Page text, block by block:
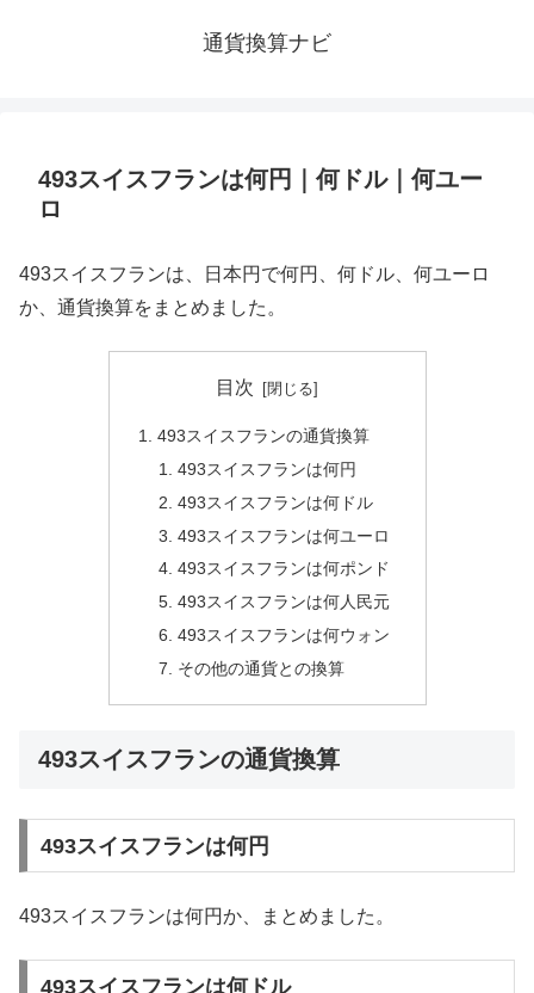
通貨換算ナビ
493スイスフランは何円｜何ドル｜何ユー
ロ
493スイスフランは、日本円で何円、何ドル、何ユーロ
か、通貨換算をまとめました。
目次
493スイスフランの通貨換算
493スイスフランは何円
493スイスフランは何ドル
493スイスフランは何ユーロ
493スイスフランは何ポンド
493スイスフランは何人民元
493スイスフランは何ウォン
その他の通貨との換算
493スイスフランの通貨換算
493スイスフランは何円
493スイスフランは何円か、まとめました。
493スイスフランは何ドル